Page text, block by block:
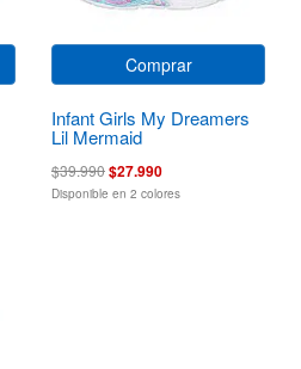
Comprar
Infant Girls My Dreamers
Lil Mermaid
$39.990$27.990
Disponible en 2 colores